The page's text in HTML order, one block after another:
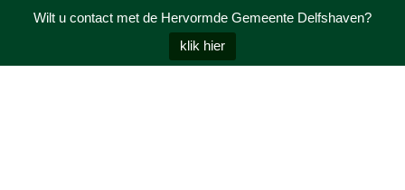
Wilt u contact met de Hervormde Gemeente Delfshaven?
klik hier